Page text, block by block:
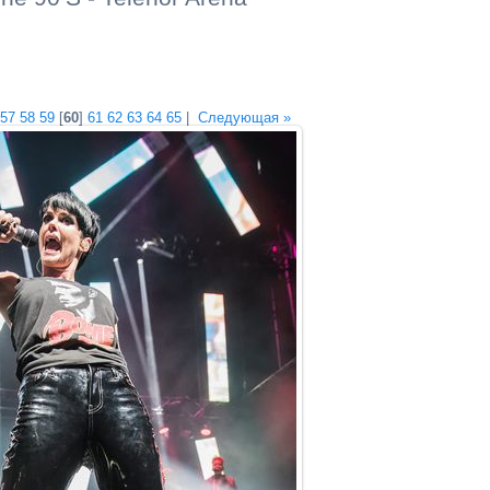
57 58 59[60] 61 62 63 64 65| Следующая »